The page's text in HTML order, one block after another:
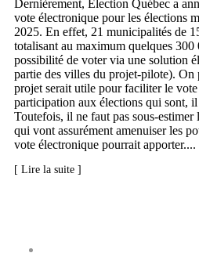
Dernièrement, Élection Québec a
vote électronique pour les élections
2025. En effet, 21 municipalités de
totalisant au maximum quelques 300
possibilité de voter via une solution
partie des villes du projet-pilote). On
projet serait utile pour faciliter le
participation aux élections qui sont,
Toutefois, il ne faut pas sous-estimer
qui vont assurément amenuiser les
vote électronique pourrait apporter....
[ Lire la suite ]